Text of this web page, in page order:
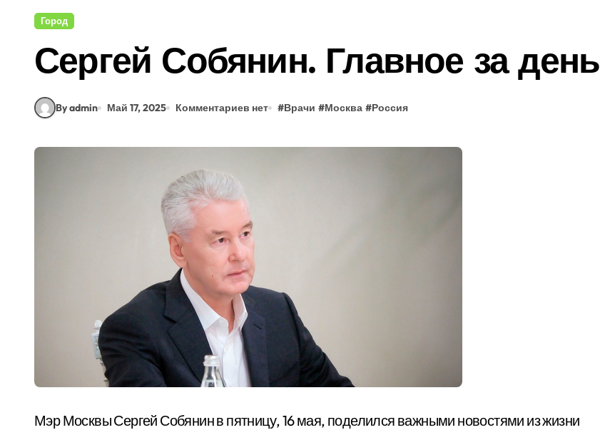
Город
Сергей Собянин. Главное за день
By admin Май 17, 2025 Комментариев нет #Врачи #Москва #Россия
Мэр Москвы Сергей Собянин в пятницу, 16 мая, поделился важными новостями из жизни